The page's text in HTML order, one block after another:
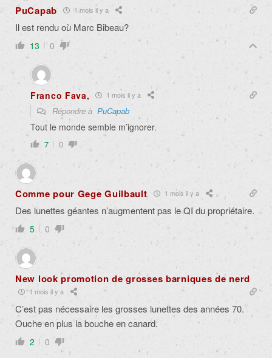
PuCapab 1 mois il y a
Il est rendu où Marc Bibeau?
13 0
Franco Fava, 1 mois il y a
Répondre à PuCapab
Tout le monde semble m’ignorer.
7 0
Comme pour Gege Guilbault 1 mois il y a
Des lunettes géantes n’augmentent pas le QI du propriétaire.
5 0
New look promotion de grosses barniques de nerd
1 mois il y a
C’est pas nécessaire les grosses lunettes des années 70.
Ouche en plus la bouche en canard.
2 0